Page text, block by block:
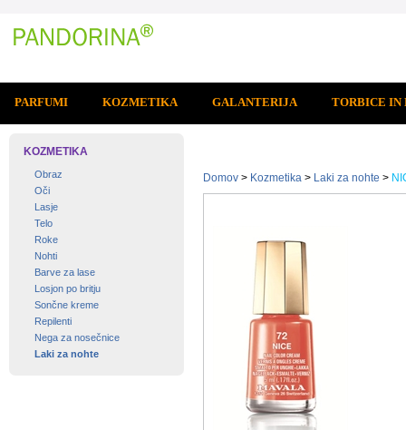
PARFUMI KOZMETIKA GALANTERIJA TORBICE IN
KOZMETIKA
Obraz
Oči
Lasje
Telo
Roke
Nohti
Barve za lase
Losjon po britju
Sončne kreme
Repilenti
Nega za nosečnice
Laki za nohte
Domov > Kozmetika > Laki za nohte >